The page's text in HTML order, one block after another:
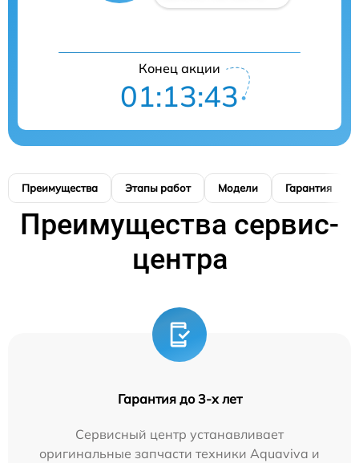
Конец акции
01:13:42
Преимущества Этапы работ Модели Гарантия
Преимущества сервис-
центра
Гарантия до 3-х лет
Сервисный центр устанавливает
оригинальные запчасти техники Aquaviva и